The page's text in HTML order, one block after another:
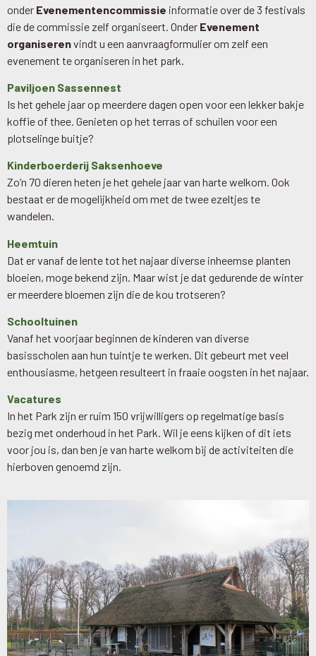
onder Evenementencommissie informatie over de 3 festivals
die de commissie zelf organiseert. Onder Evenement
organiserenvindt u een aanvraagformulier om zelf een
evenement te organiseren in het park.
Paviljoen Sassennest
Is het gehele jaar op meerdere dagen open voor een lekker bakje
koffie of thee. Genieten op het terras of schuilen voor een
plotselinge buitje?
Kinderboerderij Saksenhoeve
Zo’n 70 dieren heten je het gehele jaar van harte welkom. Ook
bestaat er de mogelijkheid om met de twee ezeltjes te
wandelen.
Heemtuin
Dat er vanaf de lente tot het najaar diverse inheemse planten
bloeien, moge bekend zijn. Maar wist je dat gedurende de winter
er meerdere bloemen zijn die de kou trotseren?
Schooltuinen
Vanaf het voorjaar beginnen de kinderen van diverse
basisscholen aan hun tuintje te werken. Dit gebeurt met veel
enthousiasme, hetgeen resulteert in fraaie oogsten in het najaar.
Vacatures
In het Park zijn er ruim 150 vrijwilligers op regelmatige basis
bezig met onderhoud in het Park. Wil je eens kijken of dit iets
voor jou is, dan ben je van harte welkom bij de activiteiten die
hierboven genoemd zijn.